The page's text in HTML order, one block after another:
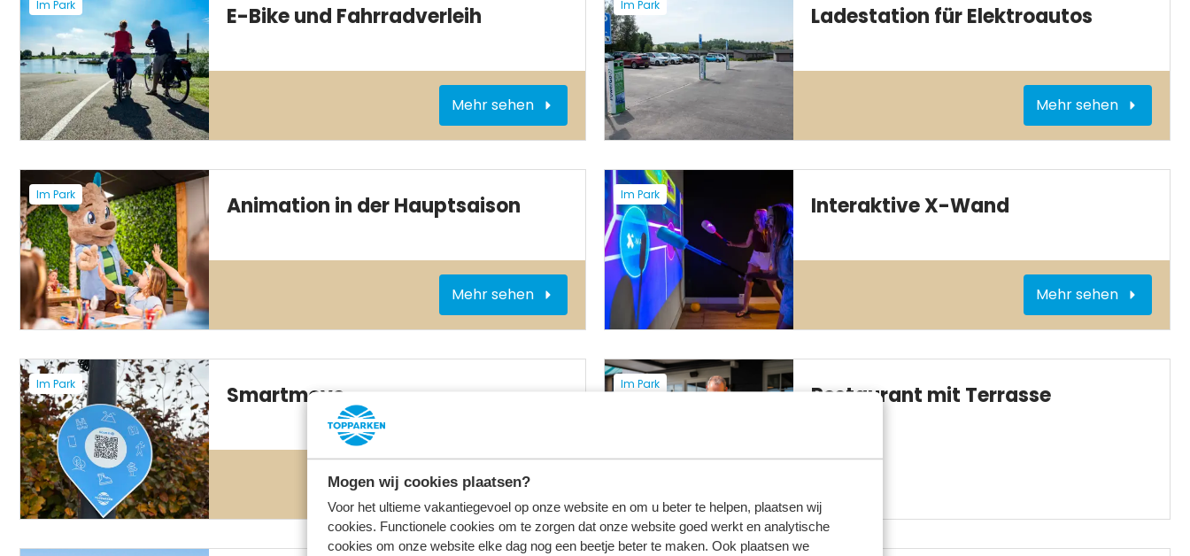
Mogen wij cookies plaatsen?
Voor het ultieme vakantiegevoel op onze website en om u beter te helpen, plaatsen wij
cookies. Functionele cookies om te zorgen dat onze website goed werkt en analytische
cookies om onze website elke dag nog een beetje beter te maken. Ook plaatsen we
Im Park E-Bike und Fahrradverleih
Mehr sehen
Im Park Ladestation für Elektroautos
Mehr sehen
Im Park Animation in der Hauptsaison
Mehr sehen
Im Park Interaktive X-Wand
Mehr sehen
Im Park Smartmove
Mehr sehen
Im Park Restaurant mit Terrasse